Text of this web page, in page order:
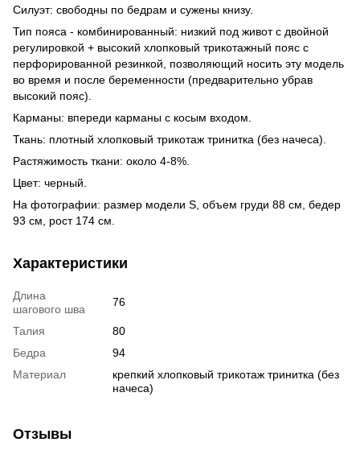
Силуэт: свободны по бедрам и сужены книзу.
Тип пояса - комбинированный: низкий под живот с двойной
регулировкой + высокий хлопковый трикотажный пояс с
перфорированной резинкой, позволяющий носить эту модель
во время и после беременности (предварительно убрав
высокий пояс).
Карманы: впереди карманы с косым входом.
Ткань: плотный хлопковый трикотаж тринитка (без начеса).
Растяжимость ткани: около 4-8%.
Цвет: черный.
На фотографии: размер модели S, объем груди 88 см, бедер
93 см, рост 174 см.
Характеристики
Длина
шагового шва
76
Талия
80
Бедра
94
Материал
крепкий хлопковый трикотаж тринитка (без
начеса)
Отзывы